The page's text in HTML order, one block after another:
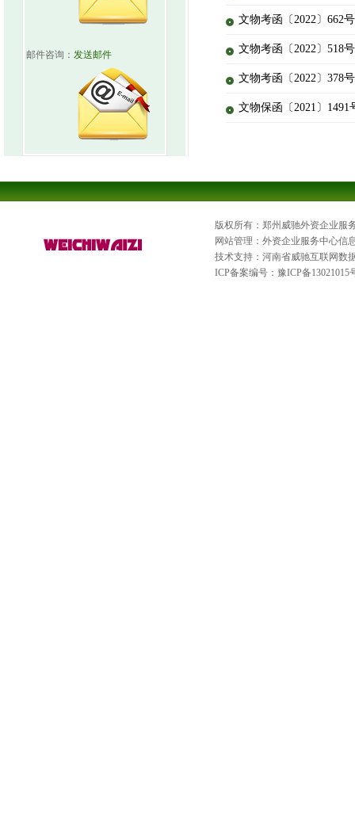
邮件咨询： 发送邮件
文物考函〔2022〕662
文物考函〔2022〕518
文物考函〔2022〕378
文物保函〔2021〕
版权所有：郑州威驰外资企业服
网站管理：外资企业服务中心信
技术支持：河南省威驰互联网数
ICP备案编号： 豫ICP备13021015